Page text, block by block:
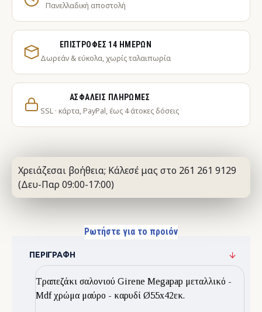
Πανελλαδική αποστολή
ΕΠΙΣΤΡΟΦΈΣ 14 ΗΜΕΡΏΝ
Δωρεάν & εύκολα, χωρίς ταλαιπωρία
ΑΣΦΑΛΕΊΣ ΠΛΗΡΩΜΈΣ
SSL · κάρτα, PayPal, έως 4 άτοκες δόσεις
Χρειάζεσαι βοήθεια; Κάλεσέ μας στο 261 261 9129
(Δευ-Παρ 09:00-17:00)
Ρωτήστε για το προιόν
ΠΕΡΙΓΡΑΦΉ
Τραπεζάκι σαλονιού Girene Megapap μεταλλικό -
Mdf χρώμα μαύρο - καρυδί Ø55x42εκ.